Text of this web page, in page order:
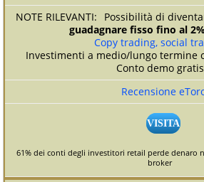
Possibilità di
guadagnare fisso fino al
Copy trading, social
Investimenti a medio/lungo termine
Conto demo gratis
Recensione
VISITA
61% dei conti degli investitori retail perde denaro
broker